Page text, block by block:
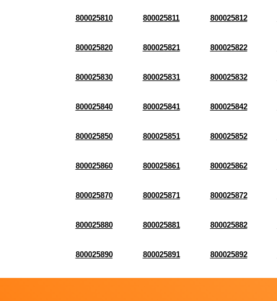
800025810 800025811 800025812
800025820 800025821 800025822
800025830 800025831 800025832
800025840 800025841 800025842
800025850 800025851 800025852
800025860 800025861 800025862
800025870 800025871 800025872
800025880 800025881 800025882
800025890 800025891 800025892